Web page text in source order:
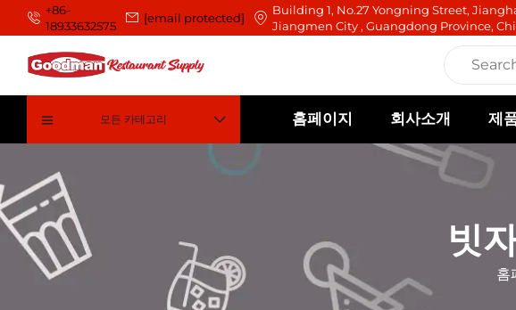
+86-
18933632575
[email protected]
Building 1, No.27 Yongning Street,
Jiangmen City , Guangdong Province,
모든 카테고리 홈페이지 회사소개 제
빗
홈